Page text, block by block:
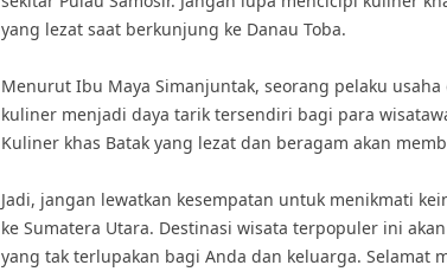
yang lezat saat berkunjung ke Danau Toba.
Menurut Ibu Maya Simanjuntak, seorang pelaku usaha
kuliner menjadi daya tarik tersendiri bagi para
Kuliner khas Batak yang lezat dan beragam akan
Jadi, jangan lewatkan kesempatan untuk menikmati
ke Sumatera Utara. Destinasi wisata terpopuler ini
yang tak terlupakan bagi Anda dan keluarga. Selamat